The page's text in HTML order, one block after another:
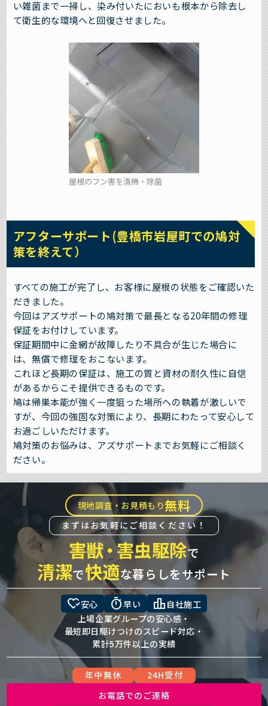
い雑菌まで一掃し、染み付いたにおいも根本から除去し
て衛生的な環境へと回復させました。
屋根のフン害を清掃・除菌
アフターサポート(豊橋市岩屋町での鳩対
策を終えて）
すべての施工が完了し、お客様に屋根の状態をご確認いた
だきました。
今回はアズサポートの鳩対策で最長となる20年間の修理
保証をお付けしています。
保証期間中に金網が故障したり不具合が生じた場合に
は、無償で修理をおこないます。
これほど長期の保証は、施工の質と資材の耐久性に自信
があるからこそ提供できるものです。
鳩は帰巣本能が強く一度狙った場所への執着が激しいで
すが、今回の強固な対策により、長期にわたって安心して
お過ごしいただけます。
鳩対策のお悩みは、アズサポートまでお気軽にご相談く
ださい。
現地調査・お見積もり無料
まずはお気軽にご相談ください！
害獣・害虫駆除で
清潔で快適な暮らしをサポート
heart_check安心 timer早い leaderboard 自社施工
上場企業グループの安心感・
最短即日駆けつけのスピード対応・
累計5万件以上の実績
年中無休
24H受付
お電話でのご連絡